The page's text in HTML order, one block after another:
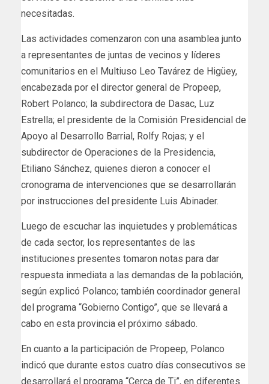
necesitadas.
Las actividades comenzaron con una asamblea junto
a representantes de juntas de vecinos y líderes
comunitarios en el Multiuso Leo Tavárez de Higüey,
encabezada por el director general de Propeep,
Robert Polanco; la subdirectora de Dasac, Luz
Estrella; el presidente de la Comisión Presidencial de
Apoyo al Desarrollo Barrial, Rolfy Rojas; y el
subdirector de Operaciones de la Presidencia,
Etiliano Sánchez, quienes dieron a conocer el
cronograma de intervenciones que se desarrollarán
por instrucciones del presidente Luis Abinader.
Luego de escuchar las inquietudes y problemáticas
de cada sector, los representantes de las
instituciones presentes tomaron notas para dar
respuesta inmediata a las demandas de la población,
según explicó Polanco; también coordinador general
del programa “Gobierno Contigo”, que se llevará a
cabo en esta provincia el próximo sábado.
En cuanto a la participación de Propeep, Polanco
indicó que durante estos cuatro días consecutivos se
desarrollará el programa “Cerca de Ti”, en diferentes